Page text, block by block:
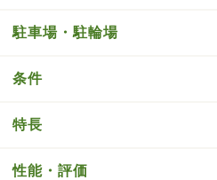
駐車場・駐輪場
条件
特長
性能・評価